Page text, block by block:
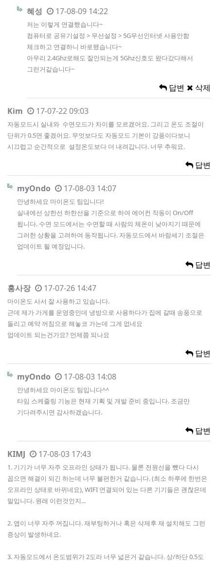
혜성 17-08-09 14:22
저는 이렇게 연결했습니다~
컴퓨터로 공유기설정 > 무선설정 > 5G무선인터넷 사용안함
체크하고 연결하니 바로됐습니다~
아무리 2.4Ghz로해도 잘안되는게 5Ghz신호도 왔다갔다해서
그런거같습니다~
답변 삭제
Kim 17-07-22 09:03
자동모드시 실내와 수면모드가 차이를 모르겠어요. 그리고 온도 조절이
단위가 0.5면 좋겠어요. 무엇보다도 자동모드 기본이 강풍이다보니
시끄럽고 순간적으로 설정온도보다 더 내려갑니다. 너무 추워요.
답변
myOndo 17-08-03 14:07
안녕하세요 마이온도 팀입니다!
실내에선 상한선 하한선을 기준으로 하여 에어컨 작동이 On/Off
됩니다. 수면 모드에서는 수면할 때 사람의 체온이 낮아지기 때문에
그러한 상황을 고려하여 동작됩니다. 자동모드에서 바람세기 조절은
업데이트 될 예정입니다.
답변
홍사장 17-07-26 14:47
마이온도 사서 잘 사용하고 있습니다.
근데 제가 가게를 운영중인데 냉방으로 사용하다가 집에 갈때 송풍으로
돌리고 예약 꺼짐으로 해놓코 가는데 그게 없네요
업데이트 되는건가요? 언제쯤 되나요
답변
myOndo 17-08-03 14:08
안녕하세요 마이온도 팀입니다^^
타임 스케줄링 기능은 현재 기획 및 개발 준비 중입니다. 조금만
기다려주시면 감사하겠습니다.
답변
KIMJ 17-08-03 17:43
1. 기기가 너무 자주 오프라인 상태가 됩니다. 물론 전원선을 뺐다 다시
꼽으면 해결이 되긴 하는데 너무 불편한거 같습니다. (최소 하루에 한번은
오프라인 상태로 바뀌네요), WIFI 연결되어 있는 다른 기기들은 괜찮은데
말입니다. 원래 이런것인지...
2. 앱이 너무 자주 꺼집니다. 재부팅하거나 혹은 삭제후 재 설치해도 그런
증상이 발생하네요.
3. 자동모드에서 온도범위가 2도라 너무 넓은거 같습니다. 상/하단 0.5도